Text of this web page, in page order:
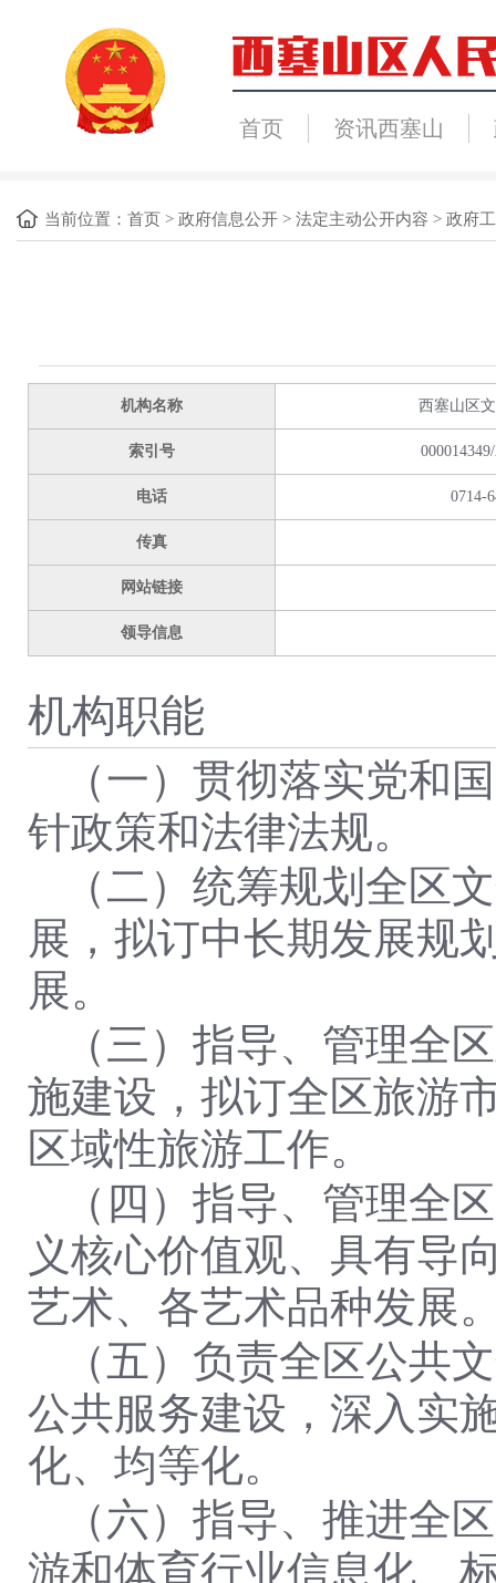
首页 资讯西塞山
当前位置： 首页 > 政府信息公开 > 法定主动公开内容 > 政府
机构名称 西塞山区
索引号
电话 0714-
传真
网站链接
领导信息
机构职能
（一）贯彻落实党和
针政策和法律法规。
（二）统筹规划全区
展，拟订中长期发展规
展。
（三）指导、管理全
施建设，拟订全区旅游
区域性旅游工作。
（四）指导、管理全
义核心价值观、具有导
艺术、各艺术品种发展
（五）负责全区公共
公共服务建设，深入实
化、均等化。
（六）指导、推进全
游和体育行业信息化、